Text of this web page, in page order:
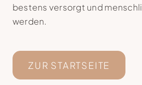
bestens versorgt und
werden.
ZUR STARTSEITE